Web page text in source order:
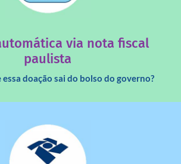
via nota fiscal
paulista
essa doação sai do bolso do governo?